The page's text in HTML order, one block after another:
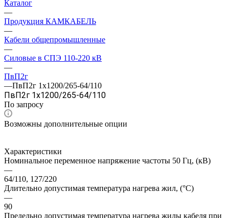
Каталог
—
Продукция КАМКАБЕЛЬ
—
Кабели общепромышленные
—
Cиловые в СПЭ 110-220 кВ
—
ПвП2г
—ПвП2г 1х1200/265-64/110
ПвП2г 1х1200/265-64/110
По запросу
Возможны дополнительные опции
Характеристики
Номинальное переменное напряжение частоты 50 Гц, (кВ)
—
64/110, 127/220
Длительно допустимая температура нагрева жил, (°С)
—
90
Предельно допустимая температура нагрева жилы кабеля при